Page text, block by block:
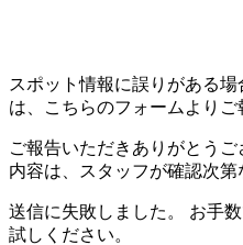
スポット情報に誤りがある
は、こちらのフォームよりご
ご報告いただきありがとう
内容は、スタッフが確認次第
送信に失敗しました。 お手
試しください。